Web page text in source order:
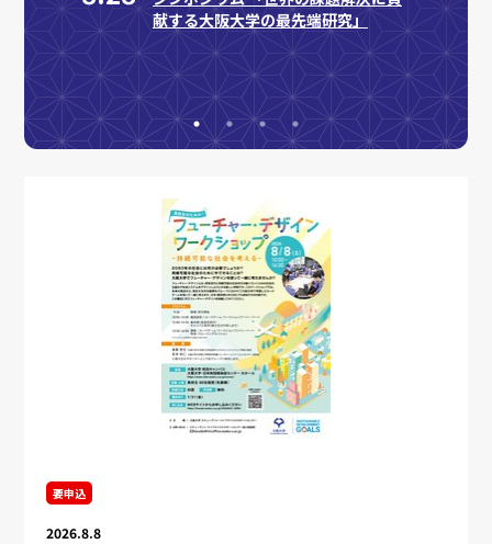
献する大阪大学の最先端研究」
要申込
2026.8.8